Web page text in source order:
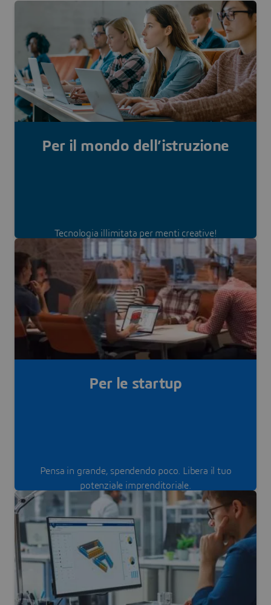
Per il mondo dell’istruzione
Tecnologia illimitata per menti creative!
Scopri la nostra offerta speciale
Per le startup
Pensa in grande, spendendo poco. Libera il tuo
potenziale imprenditoriale.
Inizia subito